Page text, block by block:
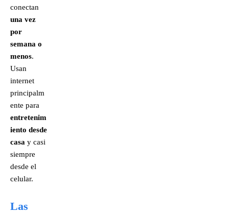
conectan
una vez
por
semana o
menos.
Usan
internet
principalm
ente para
entretenim
iento desde
casa y casi
siempre
desde el
celular.
Las